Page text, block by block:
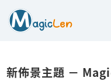
新佈景主題 －